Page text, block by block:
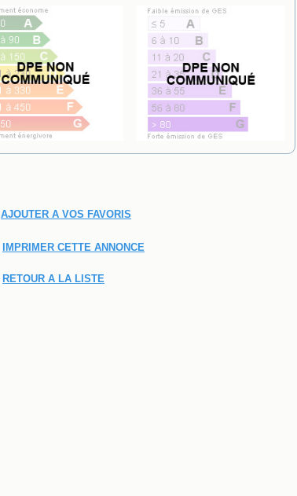
AJOUTER A VOS FAVORIS
IMPRIMER CETTE ANNONCE
RETOUR A LA LISTE